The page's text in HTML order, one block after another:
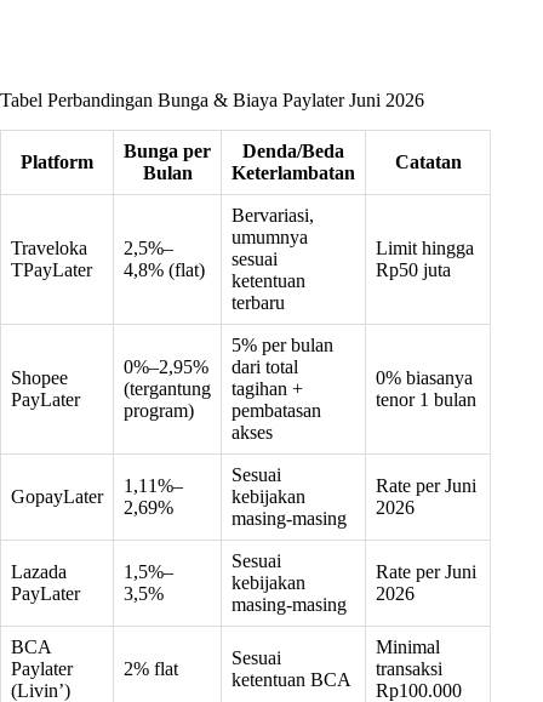
Tabel Perbandingan Bunga & Biaya Paylater Juni 2026
Platform
Bunga per
Bulan
Denda/Beda
Keterlambatan
Catatan
Traveloka
TPayLater
2,5%–
4,8% (flat)
Bervariasi,
umumnya
sesuai
ketentuan
terbaru
Limit hingga
Rp50 juta
Shopee
PayLater
0%–2,95%
(tergantung
program)
5% per bulan
dari total
tagihan +
pembatasan
akses
0% biasanya
tenor 1 bulan
GopayLater
1,11%–
2,69%
Sesuai
kebijakan
masing-masing
Rate per Juni
2026
Lazada
PayLater
1,5%–
3,5%
Sesuai
kebijakan
masing-masing
Rate per Juni
2026
BCA
Paylater
(Livin’)
2% flat
Sesuai
ketentuan BCA
Minimal
transaksi
Rp100.000